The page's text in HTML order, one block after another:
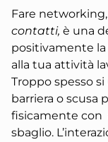
Fare
contatti, è una
positivamente
alla tua attività
Troppo spesso
barriera o scusa
fisicamente con
sbaglio.